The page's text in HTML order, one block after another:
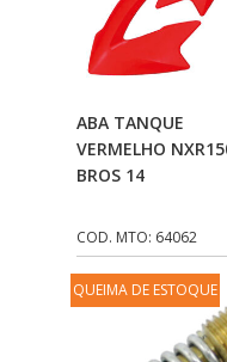
Adicionar Ao
Carrinho
ABA TANQUE
VERMELHO
BROS 14
COD. MTO: 64062
QUEIMA DE ESTOQUE